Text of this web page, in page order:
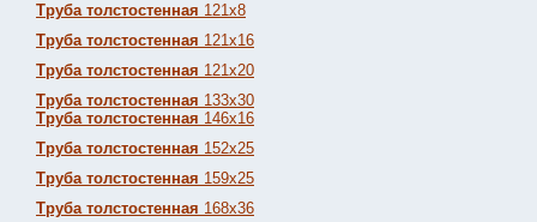
Труба толстостенная 121х8
Труба толстостенная 121х16
Труба толстостенная 121х20
Труба толстостенная 133х30
Труба толстостенная 146х16
Труба толстостенная 152х25
Труба толстостенная 159х25
Труба толстостенная 168х36